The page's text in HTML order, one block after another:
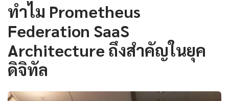
ทำไม Prometheus
Federation SaaS
Architecture ถึงสำคัญในยุค
ดิจิทัล